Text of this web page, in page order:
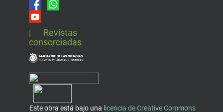
| Revistas
consorciadas
Este obra está bajo una licencia de Creative Commons